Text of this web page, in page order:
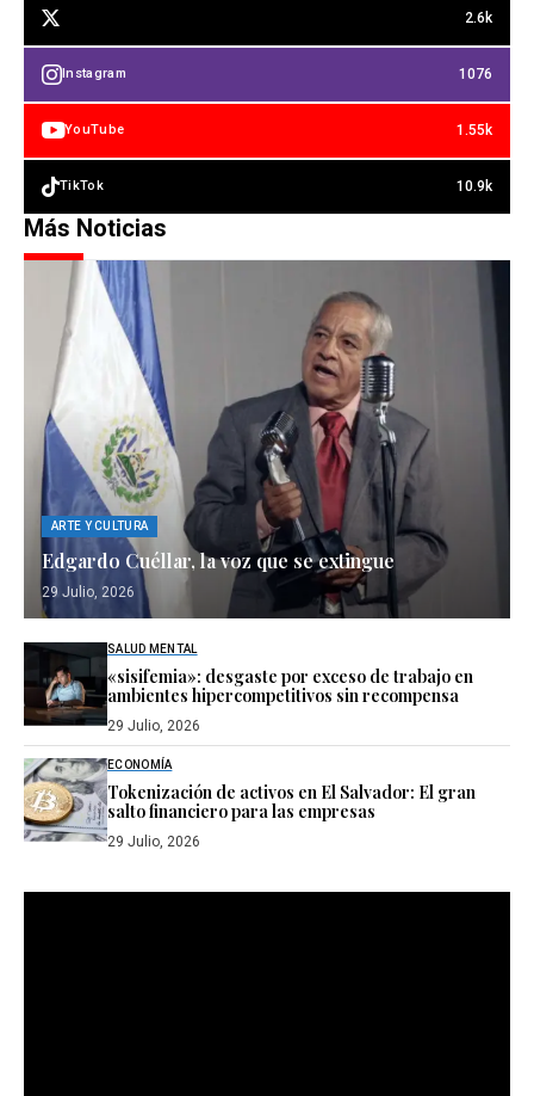
2.6k
Instagram 1076
YouTube 1.55k
TikTok 10.9k
Más Noticias
ARTE Y CULTURA
Edgardo Cuéllar, la voz que se extingue
29 Julio, 2026
SALUD MENTAL
«sisifemia»: desgaste por exceso de trabajo en
ambientes hipercompetitivos sin recompensa
29 Julio, 2026
ECONOMÍA
Tokenización de activos en El Salvador: El gran
salto financiero para las empresas
29 Julio, 2026